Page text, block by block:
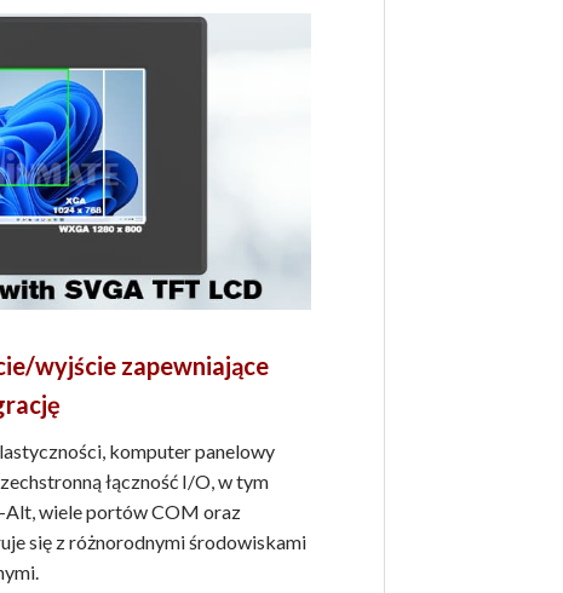
wyjście zapewniające
komputer panelowy
łączność I/O, w tym
Alt, wiele portów COM oraz
się z różnorodnymi środowiskami